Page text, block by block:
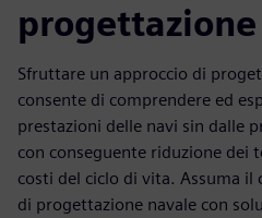
Sfruttare un approccio di
consente di comprendere ed
prestazioni delle navi sin dalle
con conseguente riduzione dei
costi del ciclo di vita. Assuma il
di progettazione navale con